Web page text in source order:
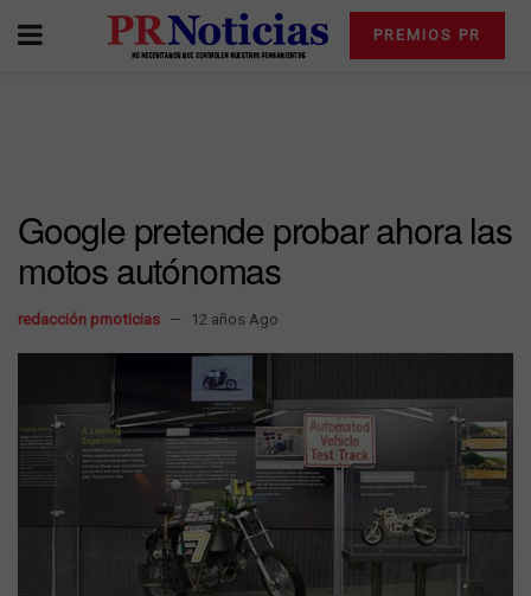
PREMIOS PR
Google pretende probar ahora las
motos autónomas
redacción prnoticias 12 años Ago